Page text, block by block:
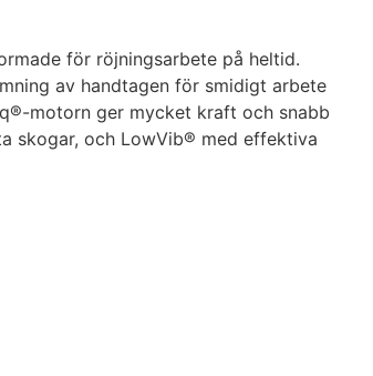
för röjningsarbete på heltid.
av handtagen för smidigt arbete
motorn ger mycket kraft och snabb
skogar, och LowVib® med effektiva